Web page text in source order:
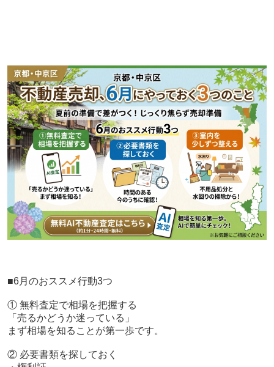
■6月のおススメ行動3つ
① 無料査定で相場を把握する
「売るかどうか迷っている」
まず相場を知ることが第一歩です。
② 必要書類を探しておく